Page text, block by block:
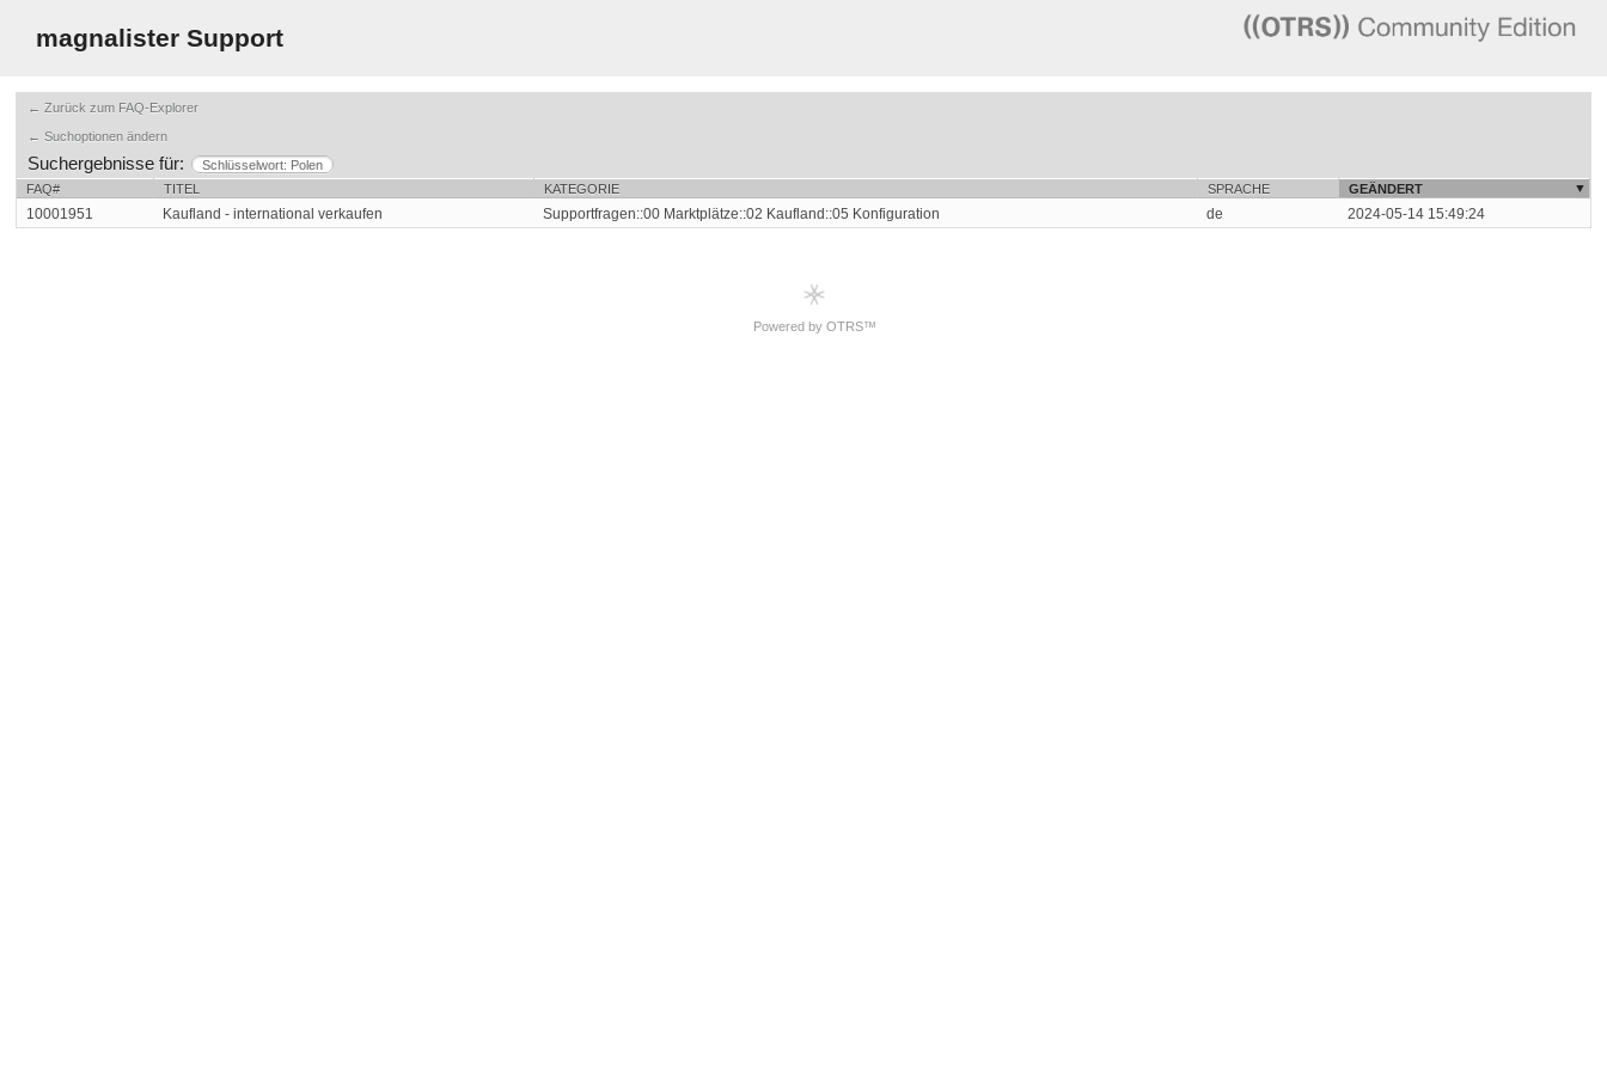
magnalister Support
← Zurück zum FAQ-Explorer
← Suchoptionen ändern
Suchergebnisse für:
Schlüsselwort: Polen
FAQ#
TITEL KATEGORIE SPRACHE GEÄNDERT
10001951 Kaufland - international verkaufen Supportfragen::00 Marktplätze::02 Kaufland::05 Konfiguration de 2024-05-14 15:49:24
Powered by OTRS™